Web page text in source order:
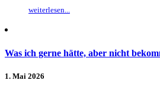
weiterlesen...
Was ich gerne hätte, aber nicht
1. Mai 2026